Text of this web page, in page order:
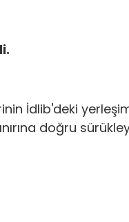
İdlib'deki
doğru